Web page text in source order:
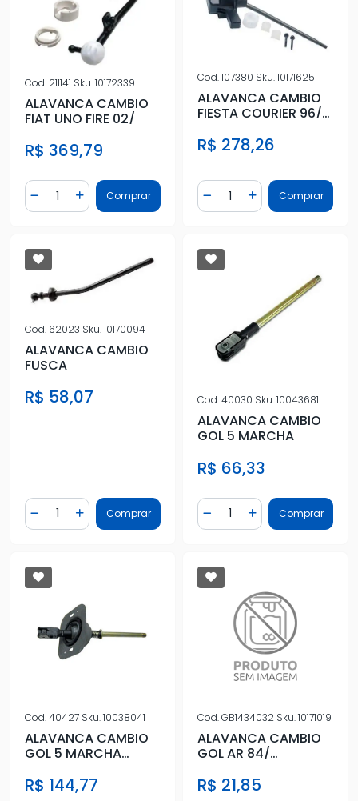
Cod. 211141 Sku.10172339
ALAVANCA CAMBIO
FIAT UNO FIRE 02/
R$ 369,79
Diminuir Quantidade
Quantidade
Adicionar Quantidade
Comprar
Cod.107380 Sku.10171625
ALAVANCA CAMBIO
FIESTA COURIER 96/
R$ 278,26
Diminuir Quantidade
Quantidade
AdicionarComprar
Cod. 62023 Sku.10170094
ALAVANCA CAMBIO
FUSCA
R$ 58,07
Diminuir Quantidade
Quantidade
Adicionar Quantidade
Comprar
Cod.40030 Sku.10043681
ALAVANCA CAMBIO
GOL 5 MARCHA
R$ 66,33
Diminuir Quantidade
Quantidade
AdicionarComprar
Cod.40427 Sku.10038041
ALAVANCA CAMBIO
GOL 5 MARCHA
R$ 144,77
Cod.GB1434032 Sku.10171019
ALAVANCA CAMBIO
GOL AR 84/
R$ 21,85